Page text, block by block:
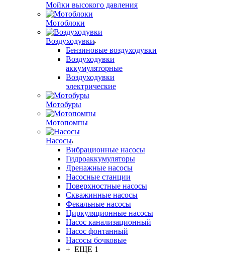
Мойки высокого давления
Мотоблоки
Воздуходувки
Бензиновые воздуходувки
Воздуходувки
аккумуляторные
Воздуходувки
электрические
Мотобуры
Мотопомпы
Насосы
Вибрационные насосы
Гидроаккумуляторы
Дренажные насосы
Насосные станции
Поверхностные насосы
Скважинные насосы
Фекальные насосы
Циркуляционные насосы
Насос канализационный
Насос фонтанный
Насосы бочковые
+ ЕЩЕ 1